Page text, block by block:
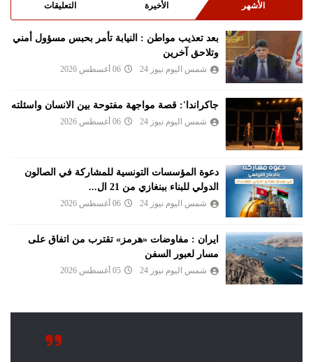
الأشهر الأخيرة التعليقات
بعد تعذيب مواطن : النيابة تأمر بحبس مسؤول أمني
وتلاحق آخرين
شمس اليوم نيوز 24 06 أغسطس 2026
جاكراندا': قصة مواجهة مفتوحة بين الانسان واسئلته
شمس اليوم نيوز 24 06 أغسطس 2026
دعوة المؤسسات التونسية للمشاركة في الصالون
الدولي للبناء ببنغازي من 21 ال...
شمس اليوم نيوز 24 06 أغسطس 2026
ايران : مفاوضات «هرمز» تقترب من اتفاق على
مسار لعبور السفن
شمس اليوم نيوز 24 05 أغسطس 2026